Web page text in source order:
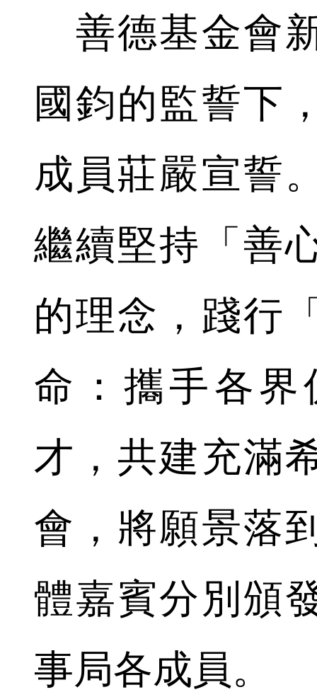
善德基金會
國鈞的監誓下
成員莊嚴宣誓
繼續堅持「善
的理念，踐行
命：攜手各
才，共建充滿
會，將願景落
體嘉賓分別頒
事局各成員。